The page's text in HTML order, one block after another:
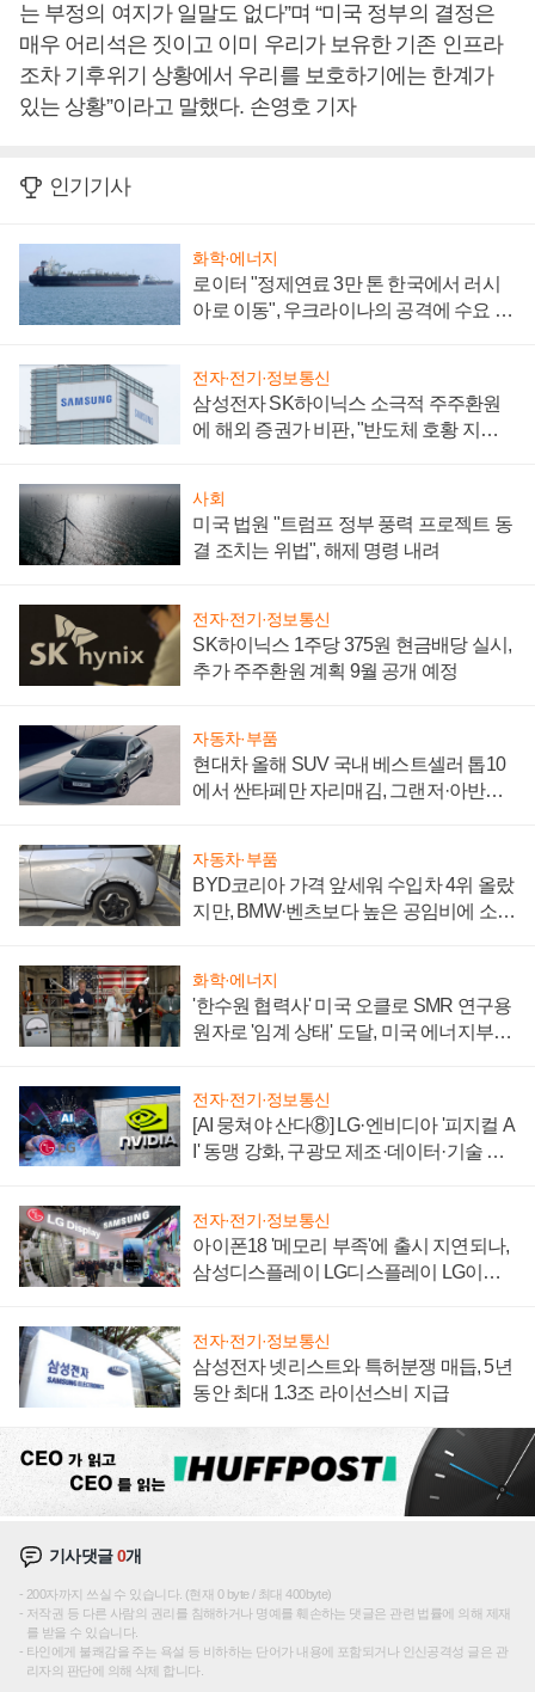
는 부정의 여지가 일말도 없다”며 “미국 정부의 결정은
매우 어리석은 짓이고 이미 우리가 보유한 기존 인프라
조차 기후위기 상황에서 우리를 보호하기에는 한계가
있는 상황”이라고 말했다. 손영호 기자
인기기사
화학·에너지
로이터 "정제연료 3만 톤 한국에서 러시
아로 이동", 우크라이나의 공격에 수요 늘
전자·전기·정보통신
삼성전자 SK하이닉스 소극적 주주환원
에 해외 증권가 비판, "반도체 호황 지속
사회
미국 법원 "트럼프 정부 풍력 프로젝트 동
결 조치는 위법", 해제 명령 내려
전자·전기·정보통신
SK하이닉스 1주당 375원 현금배당 실시,
추가 주주환원 계획 9월 공개 예정
자동차·부품
현대차 올해 SUV 국내 베스트셀러 톱10
에서 싼타페만 자리매김, 그랜저·아반떼
자동차·부품
BYD코리아 가격 앞세워 수입차 4위 올랐
지만, BMW·벤츠보다 높은 공임비에 소비
화학·에너지
'한수원 협력사' 미국 오클로 SMR 연구용
원자로 '임계 상태' 도달, 미국 에너지부
전자·전기·정보통신
[AI 뭉쳐야 산다⑧] LG·엔비디아 '피지컬 A
I' 동맹 강화, 구광모 제조·데이터·기술 결
전자·전기·정보통신
아이폰18 '메모리 부족'에 출시 지연되나,
삼성디스플레이 LG디스플레이 LG이노
전자·전기·정보통신
삼성전자 넷리스트와 특허분쟁 매듭, 5년
동안 최대 1.3조 라이선스비 지급
기사댓글0개
200자까지 쓰실 수 있습니다. (현재 0 byte / 최대 400byte)
저작권 등 다른 사람의 권리를 침해하거나 명예를 훼손하는 댓글은 관련 법률에 의해 제재
를 받을 수 있습니다.
타인에게 불쾌감을 주는 욕설 등 비하하는 단어가 내용에 포함되거나 인신공격성 글은 관
리자의 판단에 의해 삭제 합니다.